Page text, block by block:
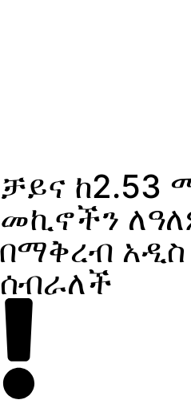
ቻይና ከ2.53
መኪኖችን
በማቅረብ አዲስ
ሰብራለች